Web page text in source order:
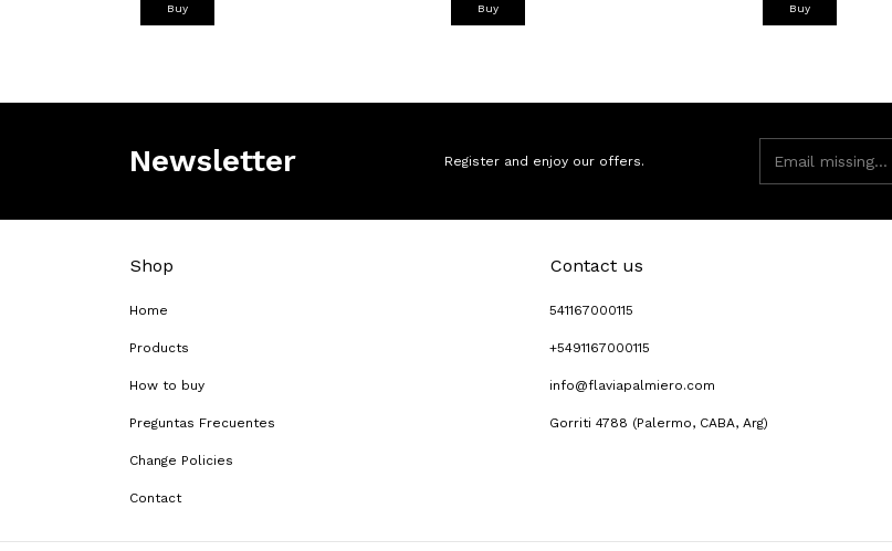
Buy Buy Buy
Newsletter Register and enjoy our offers.
Shop
Home
Products
How to buy
Preguntas Frecuentes
Change Policies
Contact
Contact us
541167000115
+5491167000115
info@flaviapalmiero.com
Gorriti 4788 (Palermo, CABA, Arg)